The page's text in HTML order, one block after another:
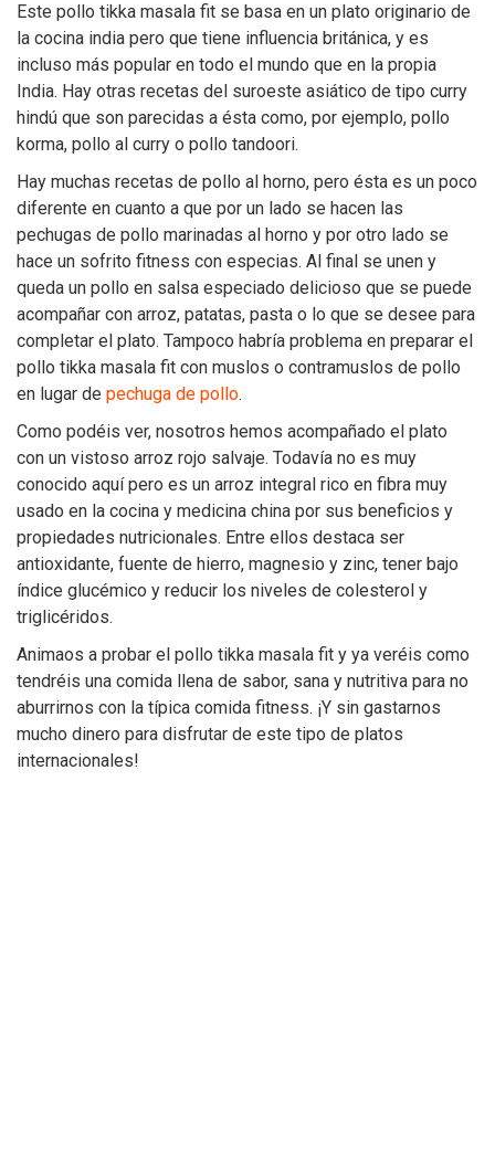
Este pollo tikka masala fit se basa en un plato originario de
la cocina india pero que tiene influencia británica, y es
incluso más popular en todo el mundo que en la propia
India. Hay otras recetas del suroeste asiático de tipo curry
hindú que son parecidas a ésta como, por ejemplo, pollo
korma, pollo al curry o pollo tandoori.
Hay muchas recetas de pollo al horno, pero ésta es un poco
diferente en cuanto a que por un lado se hacen las
pechugas de pollo marinadas al horno y por otro lado se
hace un sofrito fitness con especias. Al final se unen y
queda un pollo en salsa especiado delicioso que se puede
acompañar con arroz, patatas, pasta o lo que se desee para
completar el plato. Tampoco habría problema en preparar el
pollo tikka masala fit con muslos o contramuslos de pollo
en lugar de pechuga de pollo.
Como podéis ver, nosotros hemos acompañado el plato
con un vistoso arroz rojo salvaje. Todavía no es muy
conocido aquí pero es un arroz integral rico en fibra muy
usado en la cocina y medicina china por sus beneficios y
propiedades nutricionales. Entre ellos destaca ser
antioxidante, fuente de hierro, magnesio y zinc, tener bajo
índice glucémico y reducir los niveles de colesterol y
triglicéridos.
Animaos a probar el pollo tikka masala fit y ya veréis como
tendréis una comida llena de sabor, sana y nutritiva para no
aburrirnos con la típica comida fitness. ¡Y sin gastarnos
mucho dinero para disfrutar de este tipo de platos
internacionales!